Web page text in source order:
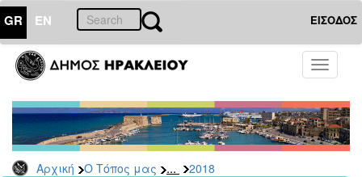
GR EN ΕΙΣΟΔΟΣ
Toggle
Αρχική Ο Τόπος μας ... 2018
ΤΟΠΟΣ
ΜΑΣ
Ανακοινώσεις
Αρχείο
2026